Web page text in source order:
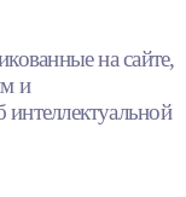
на сайте,
и